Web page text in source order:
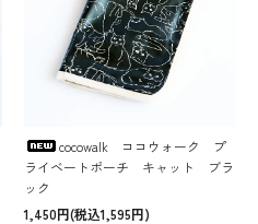
cocowalk ココウォーク プ
ライベートポーチ キャット ブラ
ック
1,450円(税込1,595円)